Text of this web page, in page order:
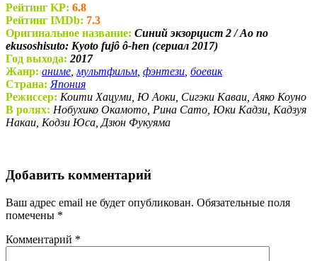
Рейтинг KP: 6.8
Рейтинг IMDb: 7.3
Оригинальное название: Синий экзорцист 2 / Ao no
ekusoshisuto: Kyoto fujô ô-hen (сериал 2017)
Год выхода: 2017
Жанр: аниме мультфильм фэнтези боевик
Страна: Япония
Режиссер: Коити Хацуми, Ю Аоки, Сигэки Каваи, Аяко Коуно
В ролях: Нобухико Окамото, Рина Сато, Юки Кадзи, Кадзуя
Накаи, Кодзи Юса, Дзюн Фукуяма
Добавить комментарий
Ваш адрес email не будет опубликован. Обязательные поля
помечены *
Комментарий *